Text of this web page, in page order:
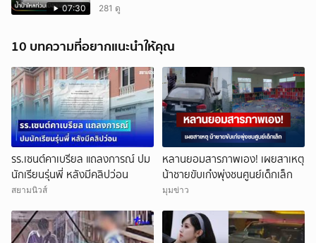
07:30 281 ดู
10 บทความที่อยากแนะนำให้คุณ
รร.เซนต์คาเบรียล แถลงการณ์ ปม
นักเรียนรุ่นพี่ หลังมีคลิปว่อน
สยามนิวส์
หลานยอมสารภาพเอง! เผยสาเหตุ
น้าชายขับเก๋งพุ่งชนศูนย์เด็กเล็ก
มุมข่าว